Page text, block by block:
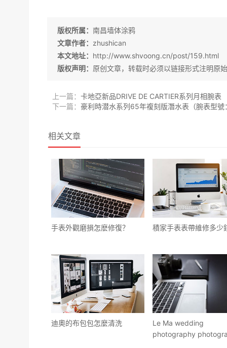
版权所属： 南昌墙体涂鸦
文章作者： zhushican
本文地址： http://www.shvoong.cn/post/159.html
版权声明： 原创文章，转载时必须以链接形式注明原始
上一篇： 卡地亞新品DRIVE DE CARTIER系列月相腕表
下一篇： 豪利時潜水系列65年複刻版潛水表（腕表型
相关文章
​手表外觀磨損怎麽修復？ 積家手表表帶維修多少
​迪奧的布包包怎麼清洗
Le Ma wedding
photography